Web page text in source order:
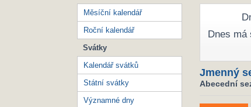
Dnes má
Jmenný
Abecední
Měsíční kalendář
Roční kalendář
Svátky
Kalendář svátků
Státní svátky
Významné dny